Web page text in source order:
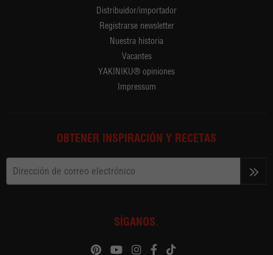
Distribuidor/importador
Registrarse newsletter
Nuestra historia
Vacantes
YAKINIKU® opiniones
Impressum
OBTENER INSPIRACIÓN Y RECETAS
SÍGANOS.